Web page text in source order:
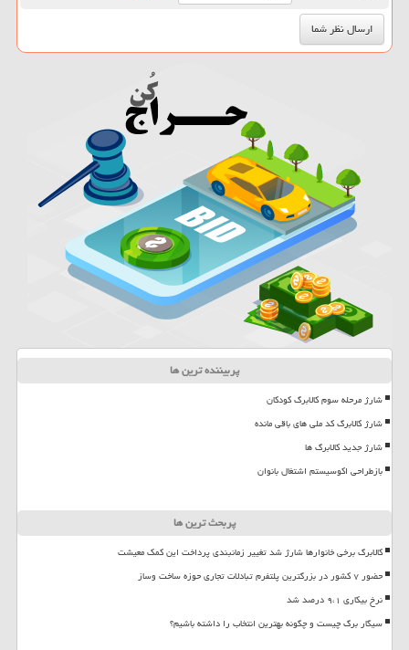
پربیننده ترین ها
شارژ مرحله سوم کالابرگ کودکان
شارژ کالابرگ کد ملی های باقی مانده
شارژ جدید کالابرگ ها
بازطراحی اکوسیستم اشتغال بانوان
پربحث ترین ها
کالابرگ برخی خانوارها شارژ شد تغییر زمانبندی پرداخت این کمک معیشت
حضور ۷ کشور در بزرگترین پلتفرم تبادلات تجاری حوزه ساخت وساز
نرخ بیکاری ۹،۱ درصد شد
سیگار برگ چیست و چگونه بهترین انتخاب را داشته باشیم؟